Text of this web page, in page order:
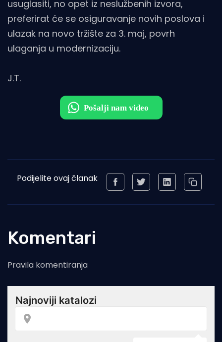
usuglasiti, no opet iz neslužbenih izvora,
preferirat će se osiguravanje novih poslova i
ulazak na novo tržište za 3. maj, povrh
ulaganja u modernizaciju.
J.T.
Podijelite ovaj članak
Komentari
Pravila komentiranja